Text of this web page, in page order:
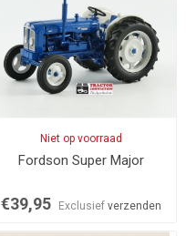
Niet op voorraad
Fordson Super Major
€39,95 Exclusiefverzenden